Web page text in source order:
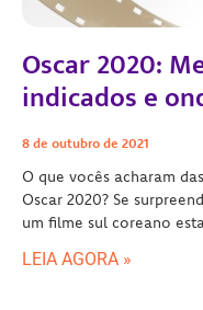
Oscar 2020:
indicados e
8 de outubro de 2021
O que vocês acharam
Oscar 2020? Se
um filme sul coreano
LEIA AGORA »